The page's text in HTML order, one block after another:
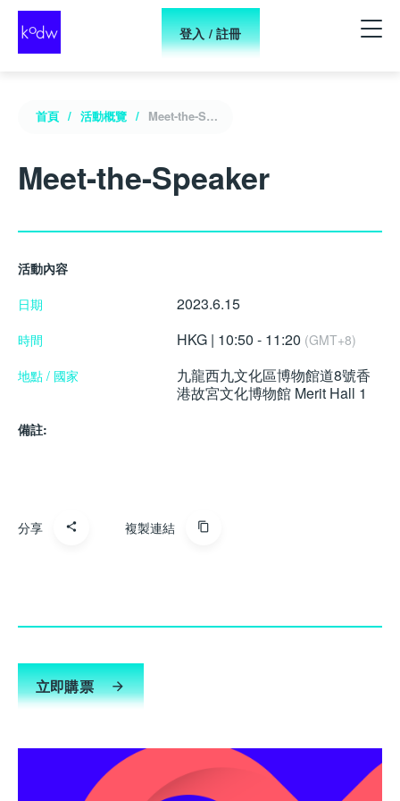
登入 / 註冊
首頁 活動概覽 Meet-the-Speaker
Meet-the-Speaker
活動內容
日期
2023.6.15
時間 HKG | 10:50 - 11:20 (GMT+8)
地點 / 國家
九龍西九文化區博物館道8號香
港故宮文化博物館 Merit Hall 1
備註:
分享 複製連結
立即購票